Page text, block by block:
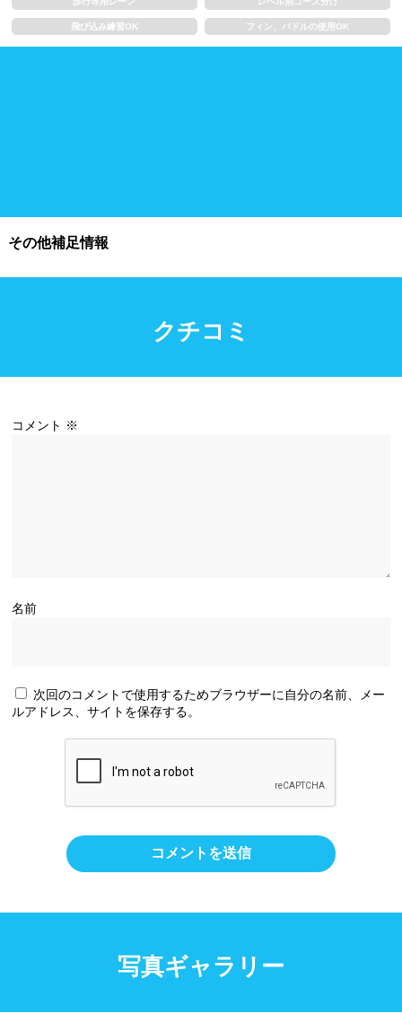
飛び込み練習OK フィン、パドルの使用OK
その他補足情報
クチコミ
コメント ※
名前
次回のコメントで使用するためブラウザーに自分の名前、メー
ルアドレス、サイトを保存する。
写真ギャラリー
プール情報募集中